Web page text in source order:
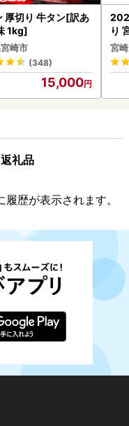
厚切り 牛タン[訳あ
1kg]
崎市
(348)
15,000
り
宮
礼品
歴が表示されます。